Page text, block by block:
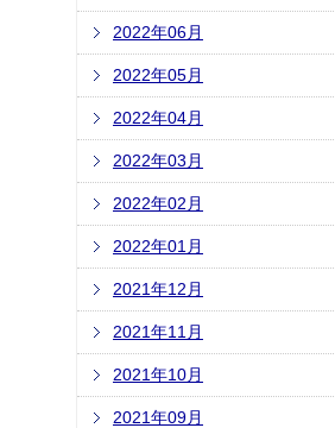
2022年06月
2022年05月
2022年04月
2022年03月
2022年02月
2022年01月
2021年12月
2021年11月
2021年10月
2021年09月